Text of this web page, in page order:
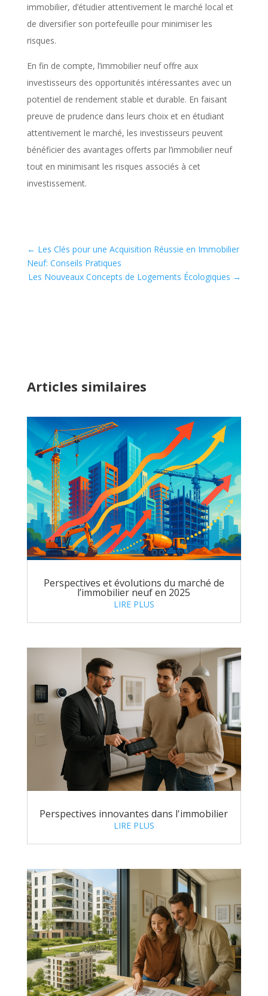
immobilier, d’étudier attentivement le marché local et
de diversifier son portefeuille pour minimiser les
risques.
En fin de compte, l’immobilier neuf offre aux
investisseurs des opportunités intéressantes avec un
potentiel de rendement stable et durable. En faisant
preuve de prudence dans leurs choix et en étudiant
attentivement le marché, les investisseurs peuvent
bénéficier des avantages offerts par l’immobilier neuf
tout en minimisant les risques associés à cet
investissement.
← Les Clés pour une Acquisition Réussie en Immobilier
Neuf: Conseils Pratiques
Les Nouveaux Concepts de Logements Écologiques →
Articles similaires
Perspectives et évolutions du marché de
l’immobilier neuf en 2025
LIRE PLUS
Perspectives innovantes dans l'immobilier
LIRE PLUS